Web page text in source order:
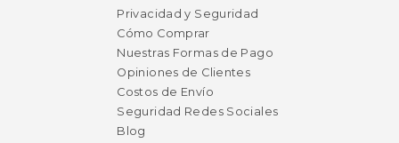
Privacidad y Seguridad
Cómo Comprar
Nuestras Formas de Pago
Opiniones de Clientes
Costos de Envío
Seguridad Redes Sociales
Blog